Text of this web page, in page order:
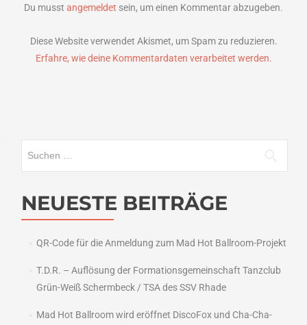
Du musst angemeldet sein, um einen Kommentar abzugeben.
Diese Website verwendet Akismet, um Spam zu reduzieren.
Erfahre, wie deine Kommentardaten verarbeitet werden.
NEUESTE BEITRÄGE
QR-Code für die Anmeldung zum Mad Hot Ballroom-Projekt
T.D.R. – Auflösung der Formationsgemeinschaft Tanzclub
Grün-Weiß Schermbeck / TSA des SSV Rhade
Mad Hot Ballroom wird eröffnet DiscoFox und Cha-Cha-